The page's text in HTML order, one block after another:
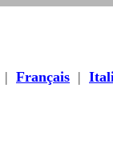
Français |